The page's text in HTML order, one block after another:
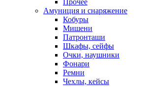
Прочее
Амуниция и снаряжение
Кобуры
Мишени
Патронташи
Шкафы, сейфы
Очки, наушники
Фонари
Ремни
Чехлы, кейсы